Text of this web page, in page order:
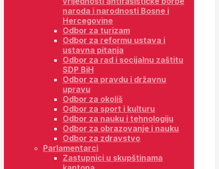
naroda i narodnosti Bosne i
Hercegovine
Odbor za turizam
Odbor za reformu ustava i
ustavna pitanja
Odbor za rad i socijalnu zaštitu
SDP BiH
Odbor za pravdu i državnu
upravu
Odbor za okoliš
Odbor za sport i kulturu
Odbor za nauku i tehnologiju
Odbor za obrazovanje i nauku
Odbor za zdravstvo
Parlamentarci
Zastupnici u skupštinama